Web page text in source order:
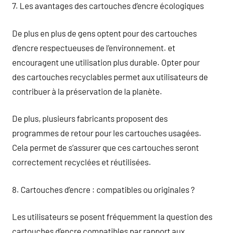
7. Les avantages des cartouches d’encre écologiques
De plus en plus de gens optent pour des cartouches
d’encre respectueuses de l’environnement. et
encouragent une utilisation plus durable. Opter pour
des cartouches recyclables permet aux utilisateurs de
contribuer à la préservation de la planète.
De plus, plusieurs fabricants proposent des
programmes de retour pour les cartouches usagées.
Cela permet de s’assurer que ces cartouches seront
correctement recyclées et réutilisées.
8. Cartouches d’encre : compatibles ou originales ?
Les utilisateurs se posent fréquemment la question des
cartouches d’encre compatibles par rapport aux